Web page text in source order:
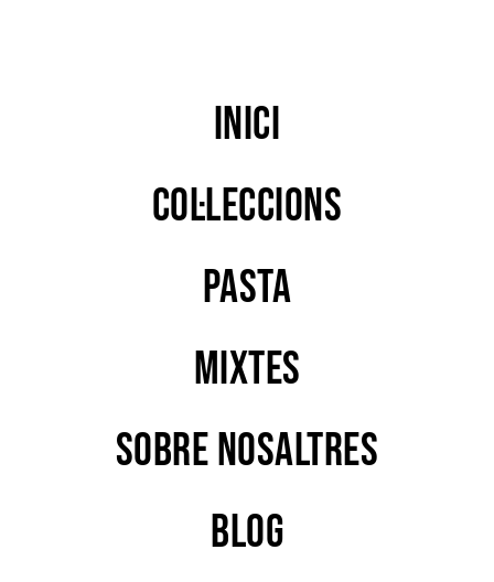
Inici
Col·leccions
PASTA
MIXTES
Sobre nosaltres
Blog